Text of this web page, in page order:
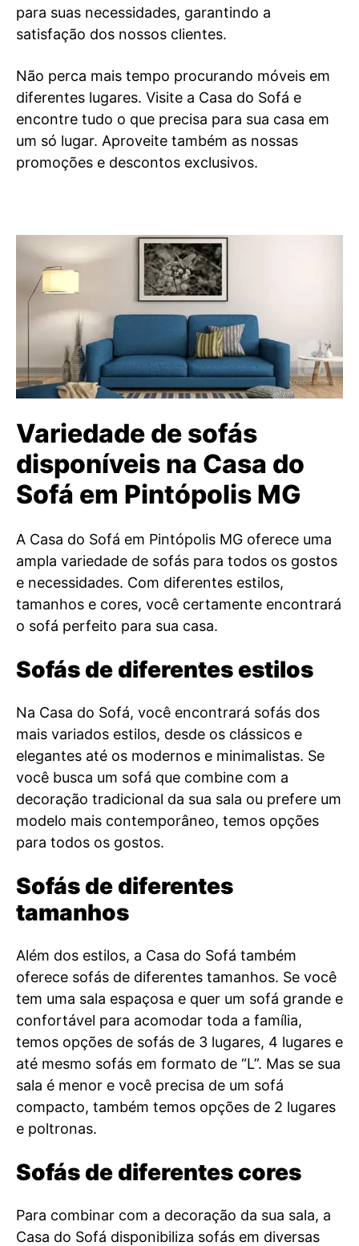
para suas necessidades, garantindo a
satisfação dos nossos clientes.
Não perca mais tempo procurando móveis em
diferentes lugares. Visite a Casa do Sofá e
encontre tudo o que precisa para sua casa em
um só lugar. Aproveite também as nossas
promoções e descontos exclusivos.
Variedade de sofás
disponíveis na Casa do
Sofá em Pintópolis MG
A Casa do Sofá em Pintópolis MG oferece uma
ampla variedade de sofás para todos os gostos
e necessidades. Com diferentes estilos,
tamanhos e cores, você certamente encontrará
o sofá perfeito para sua casa.
Sofás de diferentes estilos
Na Casa do Sofá, você encontrará sofás dos
mais variados estilos, desde os clássicos e
elegantes até os modernos e minimalistas. Se
você busca um sofá que combine com a
decoração tradicional da sua sala ou prefere um
modelo mais contemporâneo, temos opções
para todos os gostos.
Sofás de diferentes
tamanhos
Além dos estilos, a Casa do Sofá também
oferece sofás de diferentes tamanhos. Se você
tem uma sala espaçosa e quer um sofá grande e
confortável para acomodar toda a família,
temos opções de sofás de 3 lugares, 4 lugares e
até mesmo sofás em formato de “L”. Mas se sua
sala é menor e você precisa de um sofá
compacto, também temos opções de 2 lugares
e poltronas.
Sofás de diferentes cores
Para combinar com a decoração da sua sala, a
Casa do Sofá disponibiliza sofás em diversas